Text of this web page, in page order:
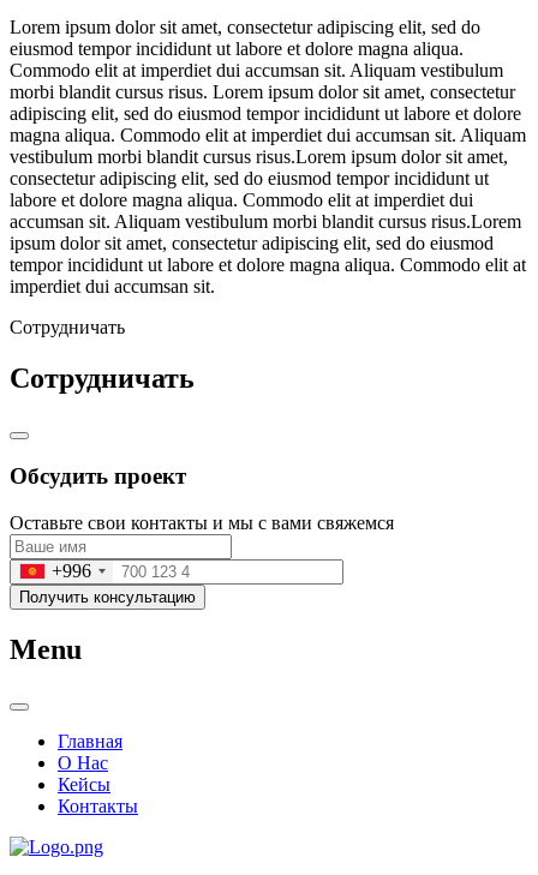
Lorem ipsum dolor sit amet, consectetur adipiscing elit, sed do
eiusmod tempor incididunt ut labore et dolore magna aliqua.
Commodo elit at imperdiet dui accumsan sit. Aliquam vestibulum
morbi blandit cursus risus. Lorem ipsum dolor sit amet, consectetur
adipiscing elit, sed do eiusmod tempor incididunt ut labore et dolore
magna aliqua. Commodo elit at imperdiet dui accumsan sit. Aliquam
vestibulum morbi blandit cursus risus.Lorem ipsum dolor sit amet,
consectetur adipiscing elit, sed do eiusmod tempor incididunt ut
labore et dolore magna aliqua. Commodo elit at imperdiet dui
accumsan sit. Aliquam vestibulum morbi blandit cursus risus.Lorem
ipsum dolor sit amet, consectetur adipiscing elit, sed do eiusmod
tempor incididunt ut labore et dolore magna aliqua. Commodo elit at
imperdiet dui accumsan sit.
Сотрудничать
Сотрудничать
Обсудить проект
Оставьте свои контакты и мы с вами свяжемся
+996
Получить консультацию
Menu
Главная
О Нас
Кейсы
Контакты